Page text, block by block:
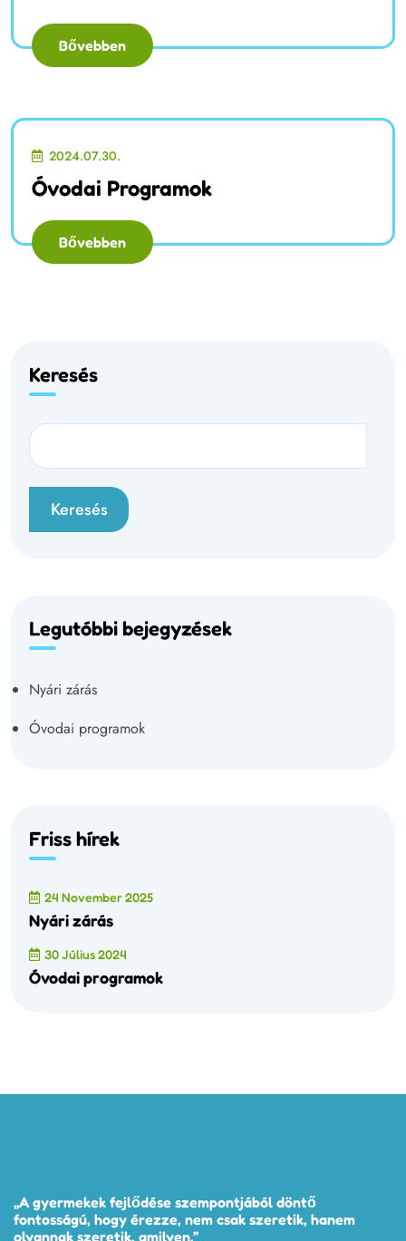
Bővebben
2024.07.30.
Óvodai Programok
Bővebben
Keresés
Keresés
Legutóbbi bejegyzések
Nyári zárás
Óvodai programok
Friss hírek
24 November 2025
Nyári zárás
30 Július 2024
Óvodai programok
„A gyermekek fejlődése szempontjából döntő
fontosságú, hogy érezze, nem csak szeretik, hanem
olyannak szeretik, amilyen.”